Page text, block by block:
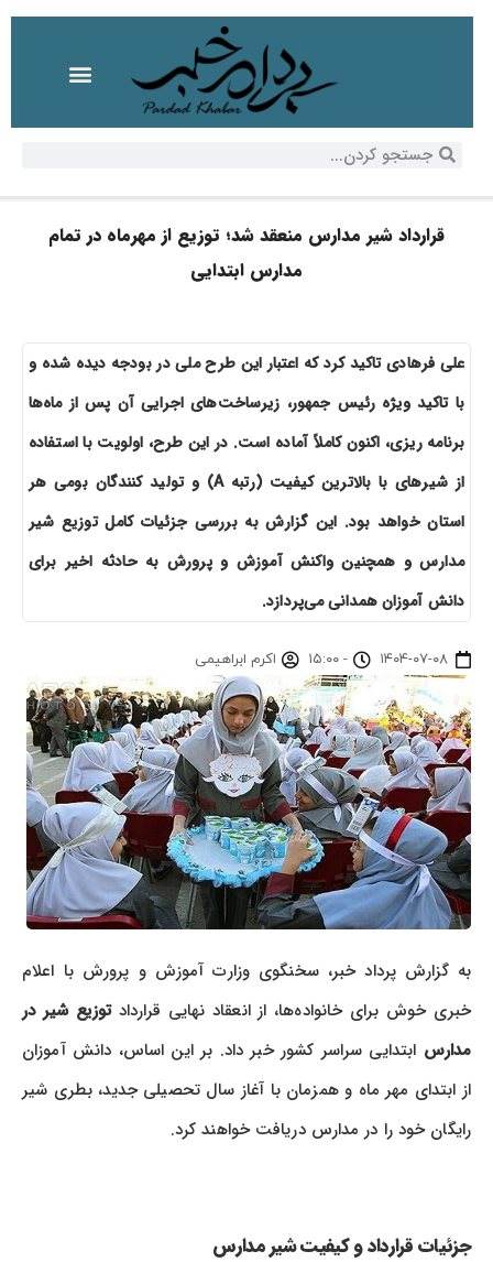
قرارداد شیر مدارس منعقد شد؛ توزیع از مهرماه در تمام
مدارس ابتدایی
علی فرهادی تاکید کرد که اعتبار این طرح ملی در بودجه دیده شده و
با تاکید ویژه رئیس جمهور، زیرساخت‌های اجرایی آن پس از ماه‌ها
برنامه ریزی، اکنون کاملاً آماده است. در این طرح، اولویت با استفاده
از شیرهای با بالاترین کیفیت (رتبه A) و تولید کنندگان بومی هر
استان خواهد بود. این گزارش به بررسی جزئیات کامل توزیع شیر
مدارس و همچنین واکنش آموزش و پرورش به حادثه اخیر برای
دانش آموزان همدانی می‌پردازد.
۱۴۰۴-۰۷-۰۸ - ۱۵:۰۰ اکرم ابراهیمی
به گزارش پرداد خبر، سخنگوی وزارت آموزش و پرورش با اعلام
خبری خوش برای خانواده‌ها، از انعقاد نهایی قراردادتوزیع شیر در
مدارسابتدایی سراسر کشور خبر داد. بر این اساس، دانش آموزان
از ابتدای مهر ماه و همزمان با آغاز سال تحصیلی جدید، بطری شیر
رایگان خود را در مدارس دریافت خواهند کرد.
جزئیات قرارداد و کیفیت شیر مدارس